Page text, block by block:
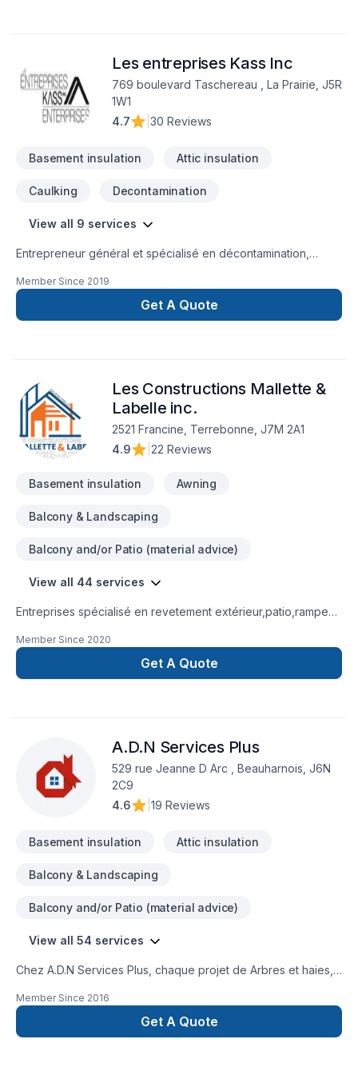
Les entreprises Kass Inc
769 boulevard Taschereau , La Prairie, J5R
1W1
4.7
30 Reviews
Basement insulation Attic insulation
Caulking Decontamination
View all 9 services
Entrepreneur général et spécialisé en décontamination,
grenier, calfeutrage des portes et fenêtres et réfections de
Member Since 2019
Get A Quote
Les Constructions Mallette &
Labelle inc.
2521 Francine, Terrebonne, J7M 2A1
4.9
22 Reviews
Basement insulation Awning
Balcony & Landscaping
Balcony and/or Patio (material advice)
View all 44 services
Entreprises spécialisé en revetement extérieur,patio,rampe
Member Since 2020
Get A Quote
A.D.N Services Plus
529 rue Jeanne D Arc , Beauharnois, J6N
2C9
4.6
19 Reviews
Basement insulation Attic insulation
Balcony & Landscaping
Balcony and/or Patio (material advice)
View all 54 services
Chez A.D.N Services Plus, chaque projet de Arbres et haies,
Démolition, Escalier et rampe, Foyer et poêle, Garage,
Gouttières, Gypse, Insonorisation, Isolation, Isolation entre-
toît, Isolation mur, Isolation sous-sol, Maçonnerie, Margelle,
Member Since 2016
Get A Quote